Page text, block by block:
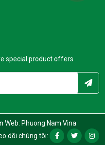
special product offers
Web: Phuong Nam Vina
dõi chúng tôi: